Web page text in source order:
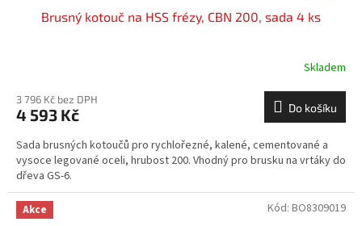
Brusný kotouč na HSS frézy, CBN 200, sada 4 ks
Skladem
3 796 Kč bez DPH
4 593 Kč Do košíku
Sada brusných kotoučů pro rychlořezné, kalené, cementované a
vysoce legované oceli, hrubost 200. Vhodný pro brusku na vrtáky do
dřeva GS-6.
Akce Kód: BO8309019